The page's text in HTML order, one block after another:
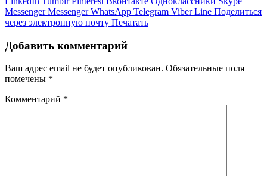
Messenger Messenger WhatsApp Telegram Viber Line Поделиться
через электронную почту Печатать
Добавить комментарий
Ваш адрес email не будет опубликован. Обязательные поля
помечены *
Комментарий *